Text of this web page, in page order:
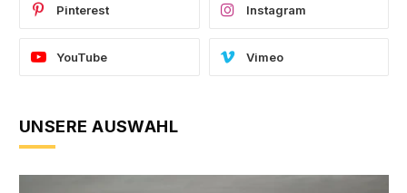
Pinterest Instagram
YouTube Vimeo
UNSERE AUSWAHL